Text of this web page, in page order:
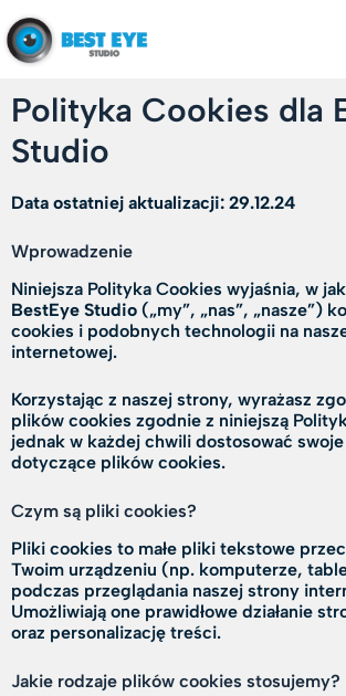
Polityka Cookies dla
Studio
Data ostatniej aktualizacji: 29.12.24
Wprowadzenie
Niniejsza Polityka Cookies wyjaśnia, w
BestEye Studio („my”, „nas”, „nasze”)
cookies i podobnych technologii na
internetowej.
Korzystając z naszej strony, wyrażasz
plików cookies zgodnie z niniejszą
jednak w każdej chwili dostosować
dotyczące plików cookies.
Czym są pliki cookies?
Pliki cookies to małe pliki tekstowe
Twoim urządzeniu (np. komputerze,
podczas przeglądania naszej strony
Umożliwiają one prawidłowe działanie
oraz personalizację treści.
Jakie rodzaje plików cookies stosujemy?